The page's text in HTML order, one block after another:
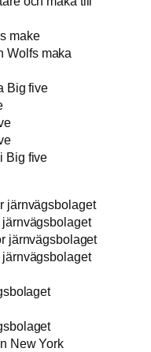
make
Wolfs maka
Big five
Big five
järnvägsbolaget
järnvägsbolaget
New York